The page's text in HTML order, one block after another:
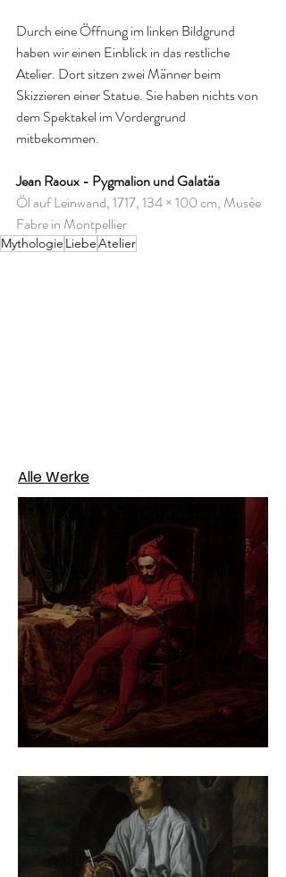
Durch eine Öffnung im linken Bildgrund
haben wir einen Einblick in das restliche
Atelier. Dort sitzen zwei Männer beim
Skizzieren einer Statue. Sie haben nichts von
dem Spektakel im Vordergrund
mitbekommen.
Jean Raoux - Pygmalion und Galatäa
Öl auf Leinwand, 1717, 134 × 100 cm, Musée
Fabre in Montpellier
Mythologie LiebeAtelier
Alle Werke